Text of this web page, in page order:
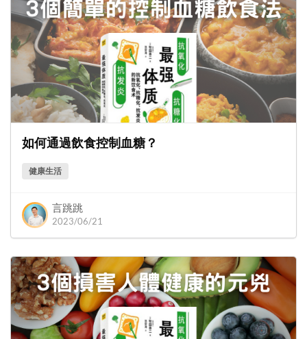
如何通過飲食控制血糖？
健康生活
言跳跳
2023/06/21